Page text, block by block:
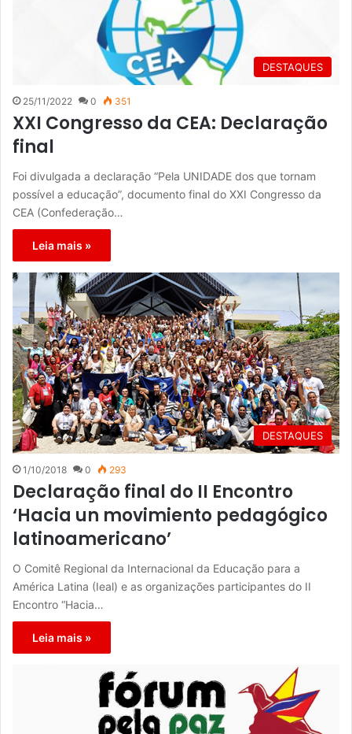
DESTAQUES
25/11/2022 0 351
XXI Congresso da CEA: Declaração
final
Foi divulgada a declaração “Pela UNIDADE dos que tornam
possível a educação”, documento final do XXI Congresso da
CEA (Confederação…
Leia mais »
DESTAQUES
1/10/2018 0 293
Declaração final do II Encontro
‘Hacia un movimiento pedagógico
latinoamericano’
O Comitê Regional da Internacional da Educação para a
América Latina (Ieal) e as organizações participantes do II
Encontro “Hacia…
Leia mais »